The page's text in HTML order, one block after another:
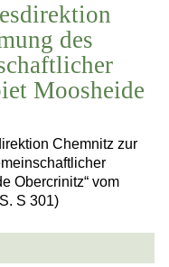
des
Moosheide
Chemnitz zur
Obercrinitz“ vom
S 301)